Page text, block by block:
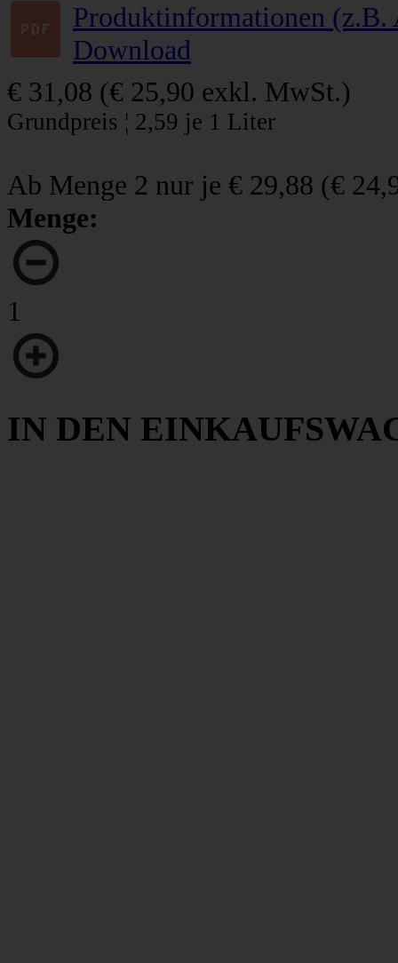
Produktinformationen
Download
€ 31,08 (€ 25,90 exkl. MwSt.)
Grundpreis ¦ 2,59 je 1 Liter
Ab Menge 2 nur je € 29,88 (€
Menge:
1
IN DEN